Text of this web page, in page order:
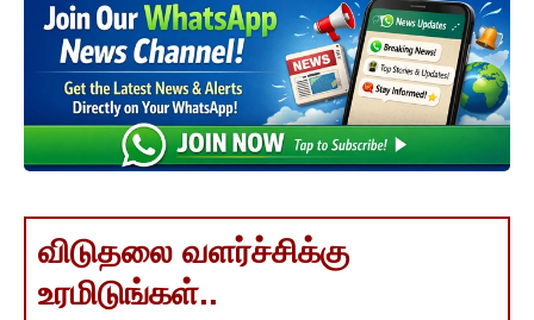
விடுதலை வளர்ச்சிக்கு
உரமிடுங்கள்..